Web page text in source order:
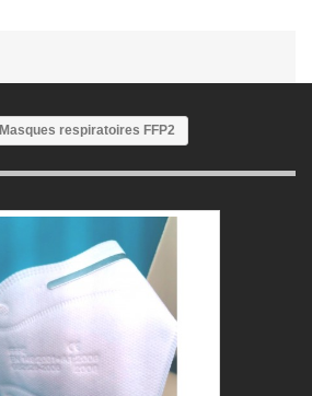
Masques respiratoires FFP2